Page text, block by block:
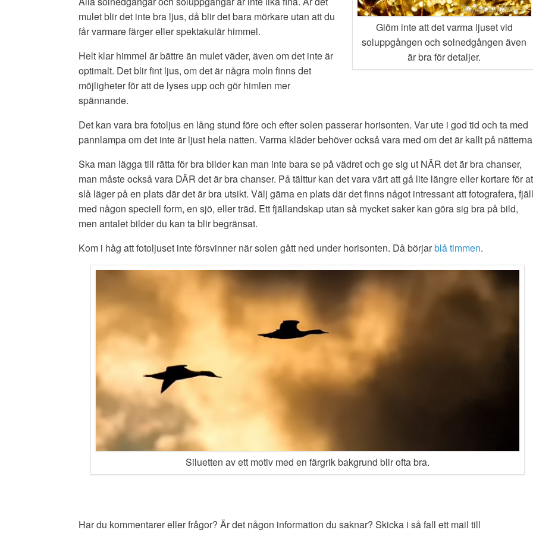
Glöm inte att det varma ljuset vid
soluppgången och solnedgången även
är bra för detaljer.
mulet blir det inte bra ljus, då blir det bara mörkare utan att du
får varmare färger eller spektakulär himmel.
Helt klar himmel är bättre än mulet väder, även om det inte är
optimalt. Det blir fint ljus, om det är några moln finns det
möjligheter för att de lyses upp och gör himlen mer
spännande.
Det kan vara bra fotoljus en lång stund före och efter solen passerar horisonten. Var ute i god tid och ta med
pannlampa om det inte är ljust hela natten. Varma kläder behöver också vara med om det är kallt på
Ska man lägga till rätta för bra bilder kan man inte bara se på vädret och ge sig ut NÄR det är bra chanser,
man måste också vara DÄR det är bra chanser. På tälttur kan det vara värt att gå lite längre eller kortare för
slå läger på en plats där det är bra utsikt. Välj gärna en plats där det finns något intressant att fotografera, fjäll
med någon speciell form, en sjö, eller träd. Ett fjällandskap utan så mycket saker kan göra sig bra på bild,
men antalet bilder du kan ta blir begränsat.
Kom i håg att fotoljuset inte försvinner när solen gått ned under horisonten. Då börjarblå timmen.
Siluetten av ett motiv med en färgrik bakgrund blir ofta bra.
Har du kommentarer eller frågor? Är det någon information du saknar? Skicka i så fall ett mail till